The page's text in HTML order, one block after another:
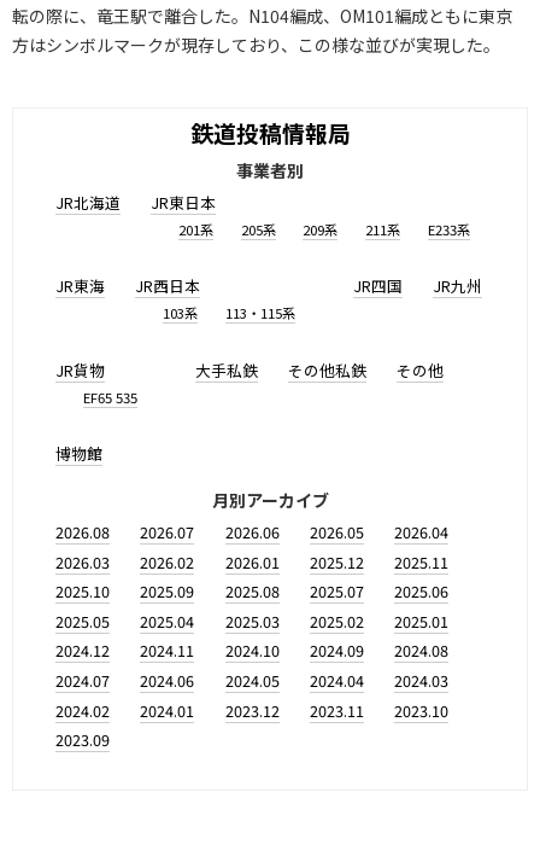
転の際に、竜王駅で離合した。N104編成、OM101編成ともに東京
方はシンボルマークが現存しており、この様な並びが実現した。
鉄道投稿情報局
事業者別
JR北海道 JR東日本
201系 205系 209系 211系 E233系
JR東海 JR西日本
103系 113・115系
JR四国 JR九州
JR貨物
EF65 535
大手私鉄 その他私鉄 その他
博物館
月別アーカイブ
2026.08 2026.07 2026.06 2026.05
2026.04
2026.03
2026.02 2026.01 2025.12
2025.11
2025.10
2025.09 2025.08 2025.07
2025.06
2025.05
2025.04 2025.03 2025.02
2025.01
2024.12
2024.11 2024.10 2024.09
2024.08
2024.07
2024.06 2024.05 2024.04
2024.03
2024.02
2024.01 2023.12 2023.11
2023.10
2023.09